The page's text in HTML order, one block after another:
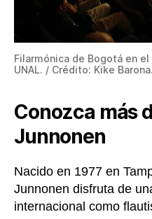
Filarmónica de Bogotá en
UNAL. / Crédito: Kike Barona.
Conozca más
Junnonen
Nacido en 1977 en
Junnonen disfruta de
internacional como